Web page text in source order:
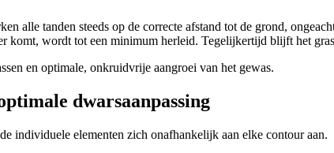
alle tanden steeds op de correcte afstand tot de grond,
komt, wordt tot een minimum herleid. Tegelijkertijd blijft het
en optimale, onkruidvrije aangroei van het gewas.
dwarsaanpassing
individuele elementen zich onafhankelijk aan elke contour aan.